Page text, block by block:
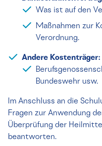
Was ist auf den
Maßnahmen zur
Verordnung.
Andere Kostenträger:
Bundeswehr usw.
Im Anschluss an die
Fragen zur Anwendung
Überprüfung der
beantworten.